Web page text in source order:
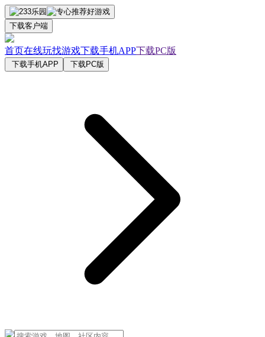
下载客户端
首页在线玩找游戏下载手机APP下载PC版
下载手机APP 下载PC版